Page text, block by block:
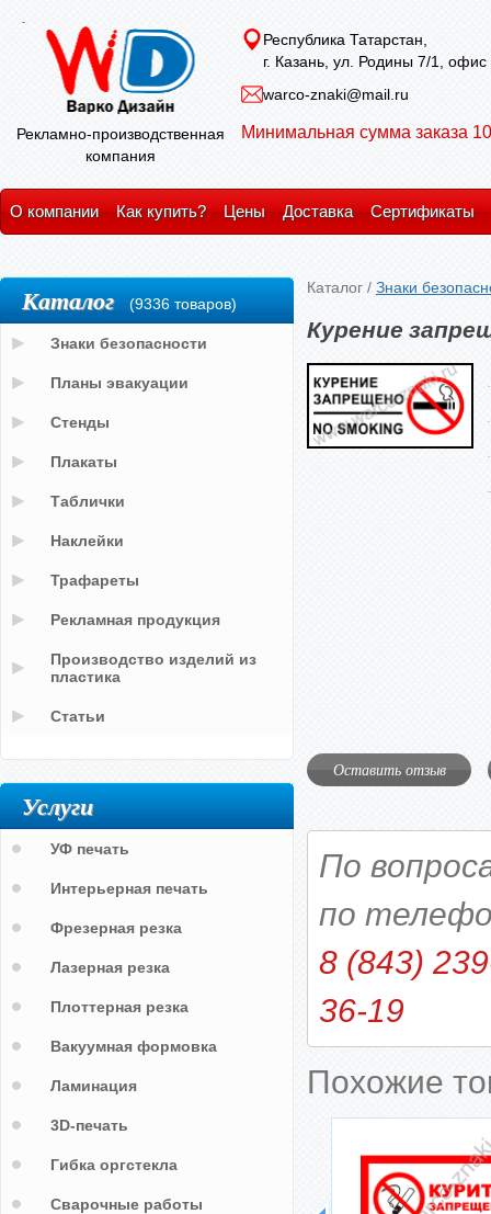
Рекламно-производственная
компания
Республика Татарстан,
г. Казань, ул. Родины 7/1, офис
warco-znaki@mail.ru
Минимальная сумма заказа
О компании Как купить? Цены Доставка Сертификаты
Каталог / Знаки
Курение
Оставить отзыв
По
по
8 (843)
36-19
Похожие
Каталог (9336 товаров)
Знаки безопасности
Планы эвакуации
Стенды
Плакаты
Таблички
Наклейки
Трафареты
Рекламная продукция
Производство изделий из
пластика
Статьи
Услуги
УФ печать
Интерьерная печать
Фрезерная резка
Лазерная резка
Плоттерная резка
Вакуумная формовка
Ламинация
3D-печать
Гибка оргстекла
Сварочные работы